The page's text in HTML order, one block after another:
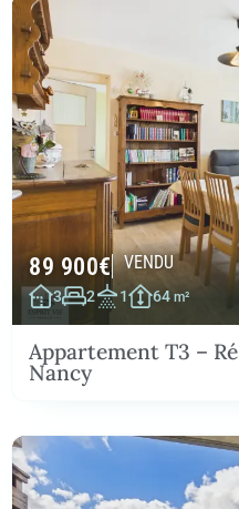
89 900€ VENDU
3 2 1 64 m²
Appartement T3 –
Nancy